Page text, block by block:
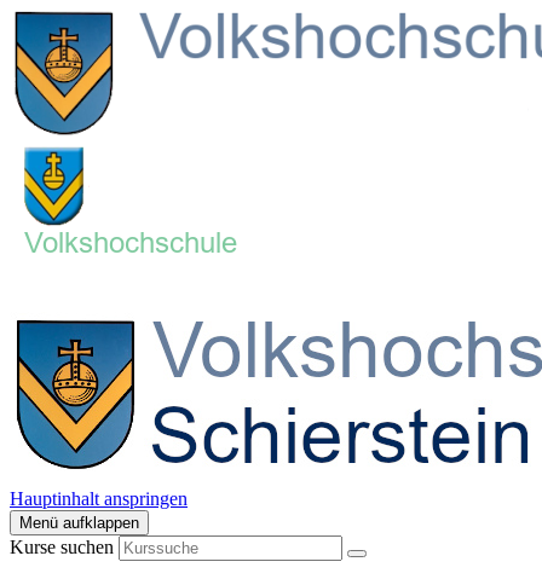
Hauptinhalt anspringen
Menü aufklappen
Kurse suchen